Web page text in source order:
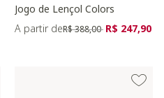
Jogo de Lençol Colors
A partir dePreço reduzido de
R$ 388,00 para
R$ 247,90